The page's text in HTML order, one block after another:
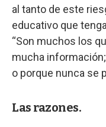
al tanto de este
educativo que
“Son muchos los
mucha
o porque nunca se
Las razones.